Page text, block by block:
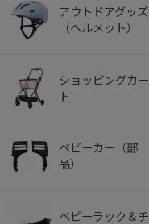
アウトドアグッズ
（ヘルメット）
ショッピングカー
ト
ベビーカー（部
品）
ベビーラック＆チ